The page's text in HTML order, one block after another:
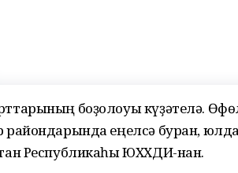
боҙолоуы күҙәтелә.
райондарында еңелсә буран,
Республикаһы ЮХХДИ-нан.